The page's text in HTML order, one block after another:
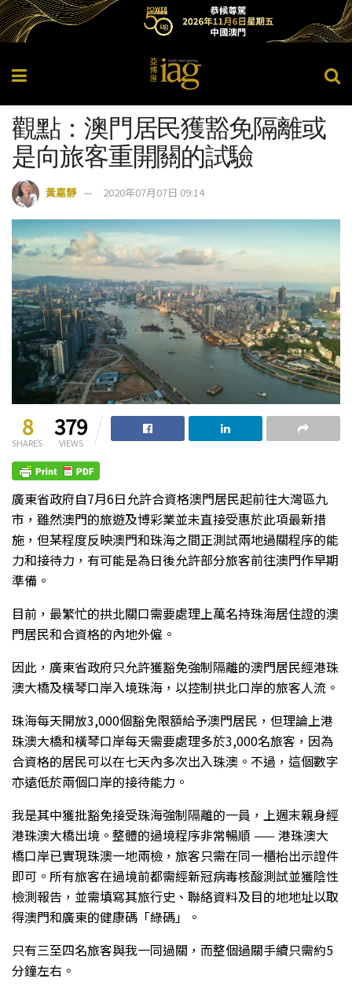
觀點：澳門居民獲豁免隔離或
是向旅客重開關的試驗
黃嘉靜 2020年07月07日 09:14
8
SHARES
379
VIEWS
廣東省政府自7月6日允許合資格澳門居民起前往大灣區九
市，雖然澳門的旅遊及博彩業並未直接受惠於此項最新措
施，但某程度反映澳門和珠海之間正測試兩地過關程序的能
力和接待力，有可能是為日後允許部分旅客前往澳門作早期
準備。
目前，最繁忙的拱北關口需要處理上萬名持珠海居住證的澳
門居民和合資格的內地外僱。
因此，廣東省政府只允許獲豁免強制隔離的澳門居民經港珠
澳大橋及橫琴口岸入境珠海，以控制拱北口岸的旅客人流。
珠海每天開放3,000個豁免限額給予澳門居民，但理論上港
珠澳大橋和橫琴口岸每天需要處理多於3,000名旅客，因為
合資格的居民可以在七天內多次出入珠澳。不過，這個數字
亦遠低於兩個口岸的接待能力。
我是其中獲批豁免接受珠海強制隔離的一員，上週末親身經
港珠澳大橋出境。整體的過境程序非常暢順 —— 港珠澳大
橋口岸已實現珠澳一地兩檢，旅客只需在同一櫃枱出示證件
即可。所有旅客在過境前都需經新冠病毒核酸測試並獲陰性
檢測報告，並需填寫其旅行史、聯絡資料及目的地地址以取
得澳門和廣東的健康碼「綠碼」。
只有三至四名旅客與我一同過關，而整個過關手續只需約5
分鐘左右。